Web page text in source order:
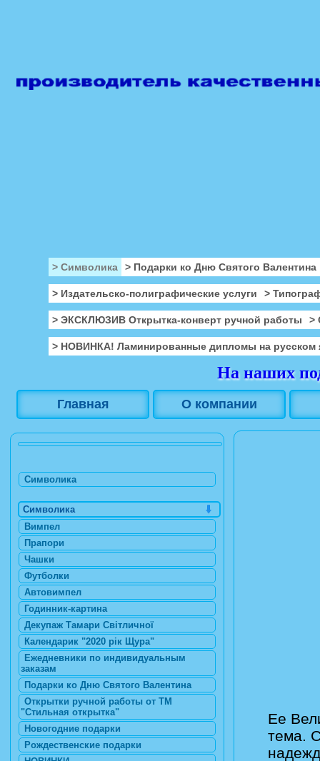
> Символика > Подарки ко Дню Святого Валентина
> Издательско-полиграфические услуги >
> ЭКСКЛЮЗИВ Открытка-конверт ручной работы >
> НОВИНКА! Ламинированные дипломы на русском
На наших
Главная О компании
Ее
тема.
Символика
Символика
Вимпел
Прапори
Чашки
Футболки
Автовимпел
Годинник-картина
Декупаж Тамари Світличної
Календарик "2020 рік Щура"
Ежедневники по индивидуальным
заказам
Подарки ко Дню Святого Валентина
Открытки ручной работы от ТМ
"Стильная открытка"
Новогодние подарки
Рождественские подарки